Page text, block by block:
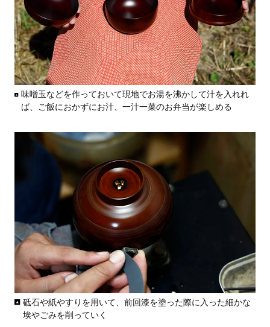
味噌玉などを作っておいて現地でお湯を沸かして汁を入れれ
ば、ご飯におかずにお汁、一汁一菜のお弁当が楽しめる
砥石や紙やすりを用いて、前回漆を塗った際に入った細かな
埃やごみを削っていく